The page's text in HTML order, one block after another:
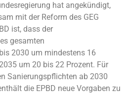
hat angekündigt,
mit der Reform des GEG
ist, dass der
gesamten
2030 um mindestens 16
um 20 bis 22 Prozent. Für
Sanierungspflichten ab 2030
die EPBD neue Vorgaben zu